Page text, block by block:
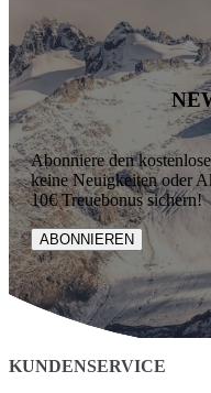
Abonniere den
keine Neuigkeiten oder
10€ Treuebonus sichern!
ABONNIEREN
KUNDENSERVICE